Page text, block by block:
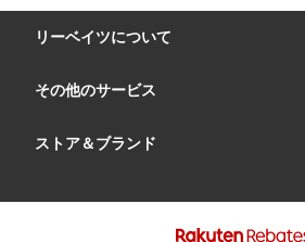
リーベイツについて
会社概要
サイトマップ
リーベイツ ポイントアシスト
その他のサービス
楽天市場
ストア＆ブランド